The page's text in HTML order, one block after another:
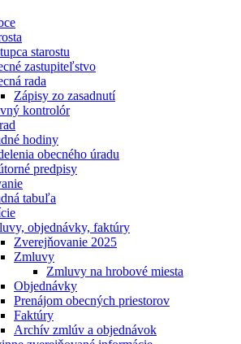
starostu
zastupiteľstvo
rada
Zápisy zo zasadnutí
kontrolór
hodiny
obecného úradu
predpisy
tabuľa
objednávky, faktúry
Zverejňovanie 2025
Zmluvy
Zmluvy na hrobové miesta
Objednávky
Prenájom obecných priestorov
Faktúry
Archív zmlúv a objednávok